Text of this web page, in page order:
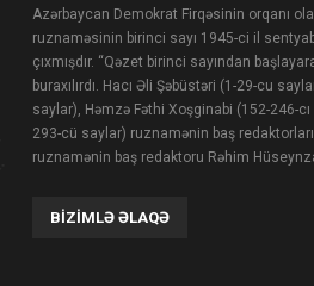
Azərbaycan Demokrat Firqəsinin orqanı
ruznaməsinin birinci sayı 1945-ci il
çıxmışdır. “Qəzet birinci sayından
buraxılırdı. Hacı Əli Şəbüstəri (1-29-cu
saylar), Həmzə Fəthi Xoşginabi (152-246-
293-cü saylar) ruznamənin baş
ruznamənin baş redaktoru Rəhim
BIZIMLƏ ƏLAQƏ